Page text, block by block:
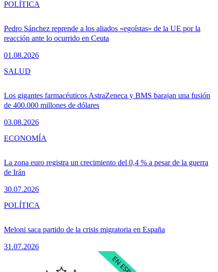
Pedro Sánchez reprende a los aliados «egoístas» de la UE por la
reacción ante lo ocurrido en Ceuta
01.08.2026
POLÍTICA
Los gigantes farmacéuticos AstraZeneca y BMS barajan una fusión
de 400.000 millones de dólares
03.08.2026
SALUD
La zona euro registra un crecimiento del 0,4 % a pesar de la guerra
de Irán
30.07.2026
ECONOMÍA
Meloni saca partido de la crisis migratoria en España
31.07.2026
POLÍTICA